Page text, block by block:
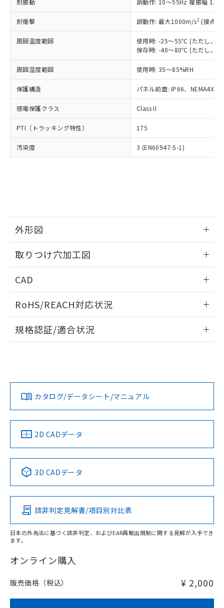
耐振動 誤動作: 10～55Hz 複振幅
耐衝撃 誤動作: 最大1000m/s2 (接点
周囲温度範囲
使用時: -25～55℃ (ただし、氷
保存時: -40～80℃ (ただし、氷
周囲湿度範囲 使用時: 35～85%RH
保護構造 パネル前面: IP66、NEMA4X,
感電保護クラス Class II
PTI（トラッキング特性） 175
汚染度 3 (EN60947-5-1)
外形図
取りつけ穴加工図
CAD
ドすることができます。
ログイン/会員登録
ダウンロードデータをご利用いただく前に、以下を必ずお読
みください。
ソフトウェアの使用条件
RoHS/REACH対応状況
EU RoHS 注意事項・凡例
対応済み
中国 RoHS 注意事項・凡例
Pb Hg Cd Cr(VI)
O
在庫等で未対応品が混在する可能性があります。
問い合わせください。
規格認証/適合状況
LR型式承認
（イギリス
船舶規格）
DNV型式承認
（ノルウェー
BV型式承認
（フランス
KR型式
（韓国
No No No No
この製品の規格認証/適合状況ページへ
その他の認証はこちらのページからご検索ください
カタログ/データシート/マニュアル
2D CADデータ
3D CADデータ
該非判定見解書/項目別対比表
日本の外為法に基づく該非判定、およびEAR再輸出規制に関する見解が入手でき
ます。
オンライン購入
販売価格（税込） ¥ 2,000
正式な納期状況および標準価格はお客
様のお取引先、またはお客様担当のオ
ムロン制御機器販売店・当社販売員に
オムロン制御機器販売店や当社販売拠
販売ネットワーク
」をご確認
在庫状況および標準価格結果を当社の
事前の承諾なく第三者に漏洩または開
示しないようお願いします。
マイパーツ機能（部品リスト作成サー
ビス）をご利用いただくには、I-Web
メンバーズにご登録されている必要が
お客様が当ウェブサイト上で当社にご
指します。
但し、RoHS指令で産業用監視および制御機器に対する
適用除外項目は除く。
フタル酸エステル類の４物質については閾値を超える意
図的な使用がないことを確認しています。
部品在庫の切り替え状況などにより、予定
月が前後することがあります。
※3 非含有証明書ダウンロード
51物質の非含有証明書（当社基準）
※本証明書は発行日時点で非含有を証明す
るもので、過去に遡って非含有を証明する
ものではありません。
また、RoHS指令のフタル酸エステル類４
欄に対応日を記載しておりました。
既に当社にて対応品への在庫切替を完了
していることから、特段のことがない限
り、2022年1月12日より割愛しておりま
す。
DBP(フタル酸ジブチル) : 1000ppm、 DIBP(フタル酸ジ
イソブチル) : 1000ppm、 BBP(フタル酸ブチルベンジ
DEHP(フタル酸ビス(2-エチルヘキシル)) : 1000ppm
準値以下であることを示します。
「10」：通常の使用状況下において有害物
質が外部に漏えいし、環境に深刻な影響を
及ぼさない年数を意味します。
「－」：未確認です。当社販売部門へお問
全に破砕するなど、違法に輸出されな
いよう必要な手段を講じます。
当社は貴社製品を、核兵器、ミサイ
ル、化学兵器、生物兵器またはその他
武器並びにこれらの製造装置等に一切
当社は、貴社製品を第三者に販売する
場合は、上記1、2および3の内容を当
該第三者に通知します。また当社は、
販売先および販売に係わる関係者が違
法に輸出するおそれがある場合は、取
り引きをいたしません。
一定数には満たないが在庫あり
－
在庫なし(最新の在庫状況につ
いては、お客様のお取引先、ま
たはお客様担当のオムロン制御
機器販売店・当社販売員にご確
空
受注生産機種、また在庫状況の
情報を公開していない機種